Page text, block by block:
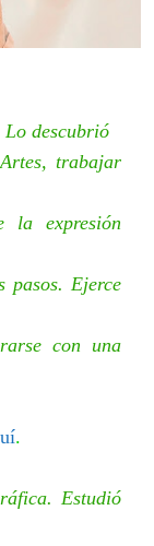
descubrió
trabajar
la expresión
pasos. Ejerce
con una
.
Estudió